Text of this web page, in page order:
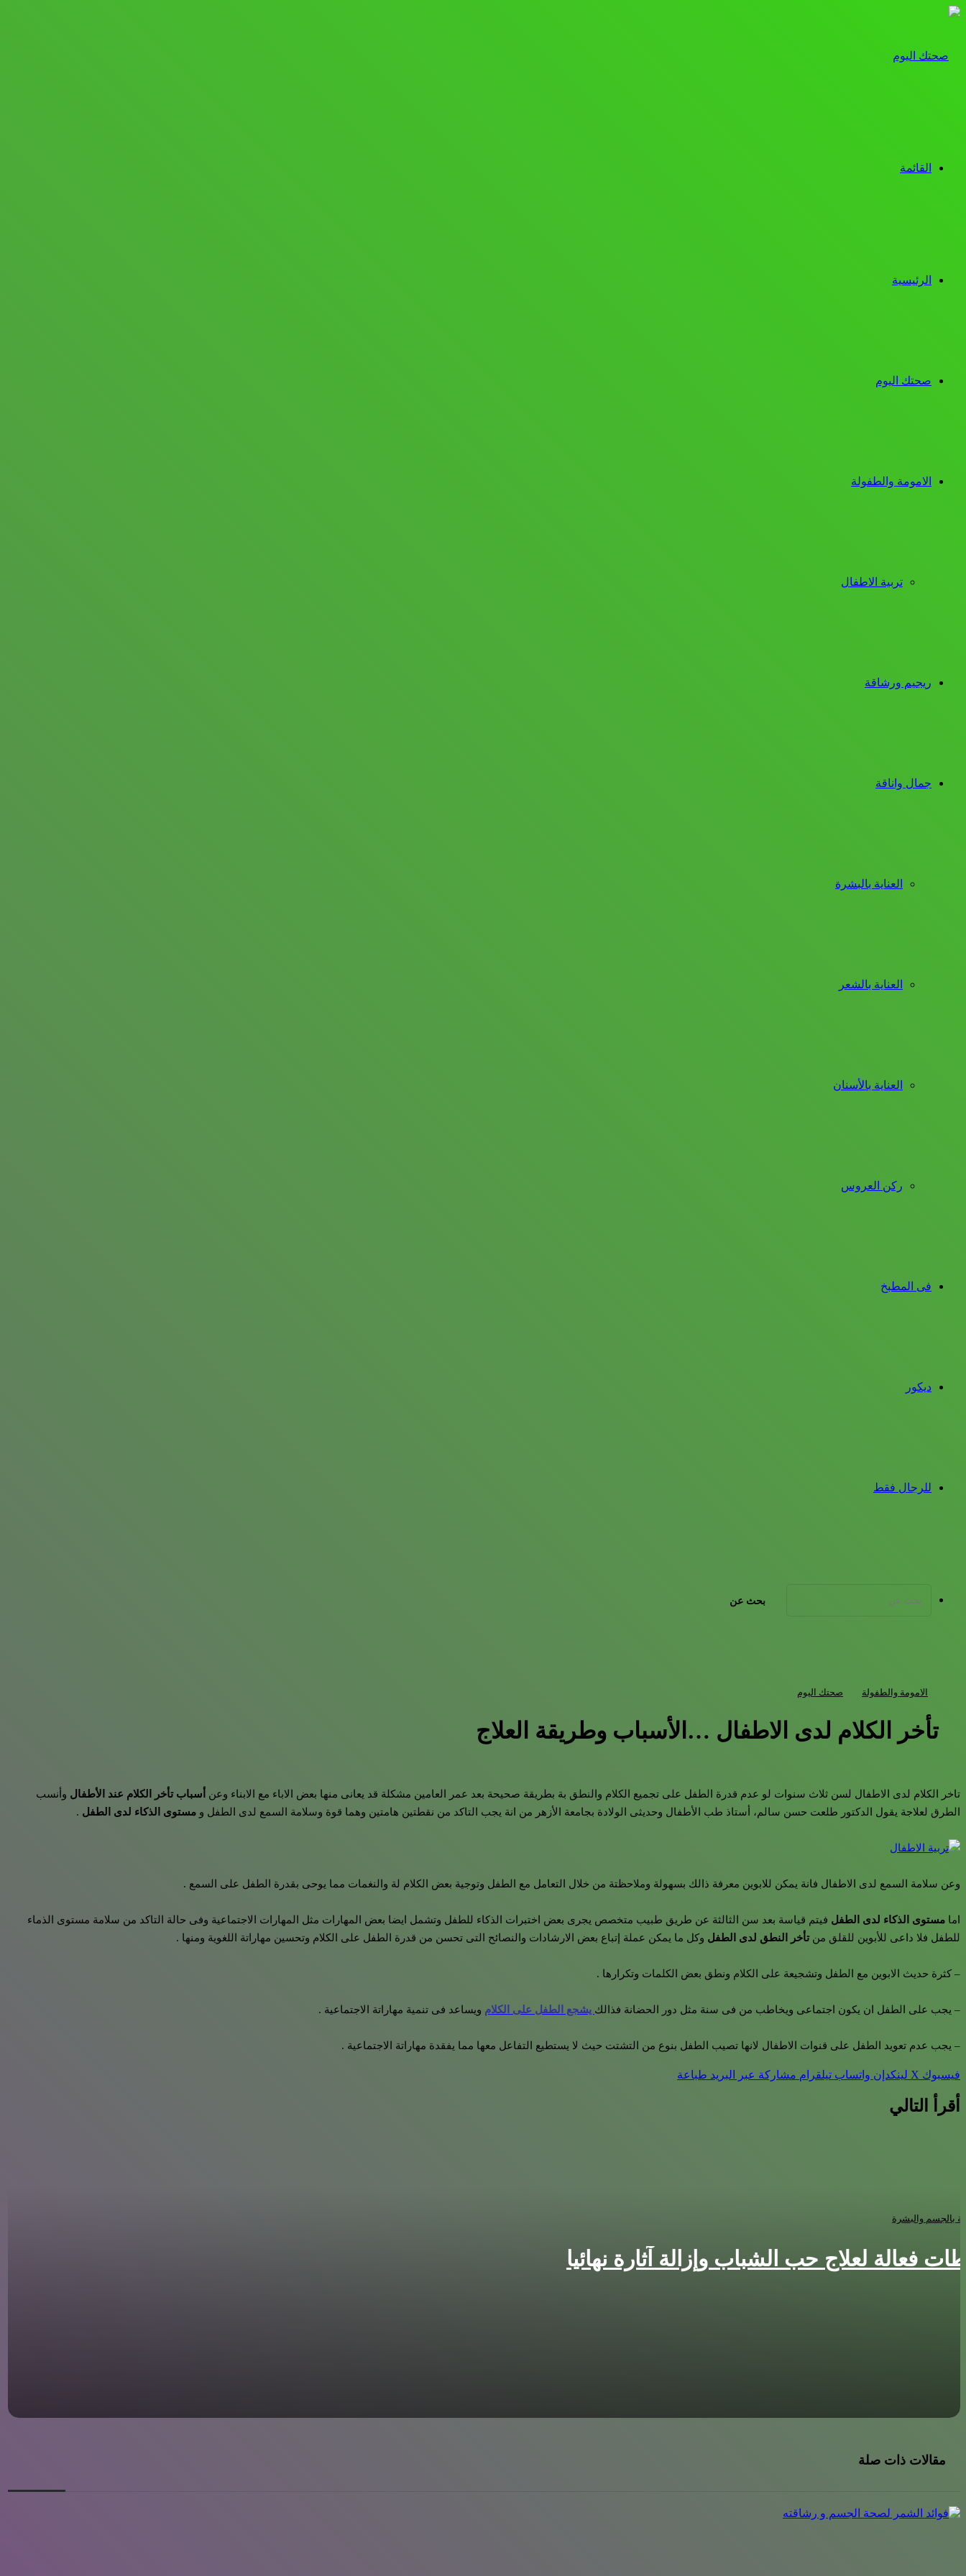
القائمة
الرئيسية
صحتك اليوم
الامومة والطفولة
تربية الاطفال
ريجيم ورشاقة
جمال واناقة
العناية بالبشرة
العناية بالشعر
العناية بالأسنان
ركن العروس
فى المطبخ
ديكور
للرجال فقط
بحث عن
الامومة والطفولة صحتك اليوم
تأخر الكلام لدى الاطفال …الأسباب وطريقة العلاج
تاخر الكلام لدى الاطفال لسن ثلاث سنوات لو عدم قدرة الطفل على تجميع الكلام والنطق بة بطريقة صحيحة بعد عمر العامين مشكلة قد يعانى منها بعض الاباء مع الابناء وعن أسباب تأخر الكلام عند الأطفال وأنسب
الطرق لعلاجة يقول الدكتور طلعت حسن سالم، أستاذ طب الأطفال وحديثى الولادة بجامعة الأزهر من انة يجب التاكد من نقطتين هامتين وهما قوة وسلامة السمع لدى الطفل و مستوى الذكاء لدى الطفل .
وعن سلامة السمع لدى الاطفال فانة يمكن للابوين معرفة ذالك بسهولة وملاحظتة من خلال التعامل مع الطفل وتوجية بعض الكلام لة والنغمات مما يوحى بقدرة الطفل على السمع .
اما مستوى الذكاء لدى الطفل فيتم قياسة بعد سن الثالثة عن طريق طبيب متخصص يجرى بعض اختبرات الذكاء للطفل وتشمل ايضا بعض المهارات مثل المهارات الاجتماعية وفى حالة التاكد من سلامة مستوى الذماء
للطفل فلا داعى للأبوين للقلق منتأخر النطق لدى الطفل وكل ما يمكن عملة إتباع بعض الارشادات والنصائح التى تحسن من قدرة الطفل على الكلام وتحسين مهاراتة اللغوية ومنها .
– كثرة حديث الابوين مع الطفل وتشجيعة على الكلام ونطق بعض الكلمات وتكرارها .
– يجب على الطفل ان يكون اجتماعى ويخاطب من فى سنة مثل دور الحضانة فذالك يشجع الطفل على الكلام ويساعد فى تنمية مهاراتة الاجتماعية .
– يجب عدم تعويد الطفل على قنوات الاطفال لانها تصيب الطفل بنوع من التشتت حيث لا يستطيع التفاعل معها مما يفقدة مهاراتة الاجتماعية .
فيسبوك ‫X لينكدإن واتساب تيلقرام مشاركة عبر البريد طباعة
أقرأ التالي
بالجسم والبشرة
فعالة لعلاج حب الشباب وإزالة آثارة نهائيا
طريقة تنعيم الشعر المجعد
أضرار الكعب العالي للحامل
مقالات ذات صلة